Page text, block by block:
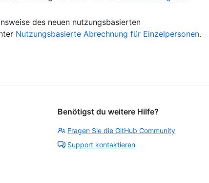
des neuen nutzungsbasierten
Nutzungsbasierte Abrechnung für Einzelpersonen.
Benötigst du weitere Hilfe?
Fragen Sie die GitHub Community
Support kontaktieren